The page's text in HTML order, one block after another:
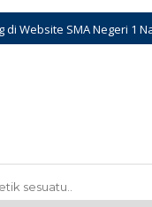
SMA Negeri 1